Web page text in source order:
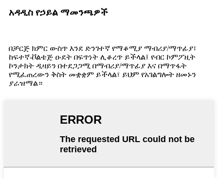
አዳዲስ የኃይል ማመንጫዎች
በቻርጅ ክምር ውስጥ እንደ ድንገተኛ የማቆሚያ ማብሪያ/ማጥፊያ፣
ከፍተኛ-ቮልቴጅ ዑደት በፍጥነት ሊቆረጥ ይችላል፤ የብር ኮምፖዚት
ኮንታክት ዲዛይን በተደጋጋሚ በማብሪያ/ማጥፊያ እና በማጥፋት
የሚፈጠረውን ቅስት መቋቋም ይችላል፣ ይህም የአገልግሎት ዘመኑን
ያራዝማል።